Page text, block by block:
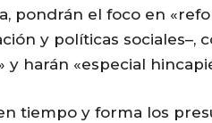
pondrán el foco en
y políticas sociales–,
harán «especial
tiempo y forma los